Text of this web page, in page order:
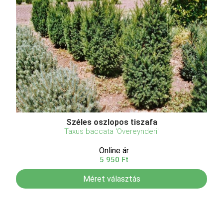
Széles oszlopos tiszafa
Taxus baccata 'Overeynderi'
Online ár
5 950 Ft
Méret választás